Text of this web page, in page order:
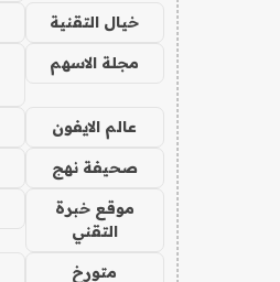
خيال التقنية
مجلة الاسهم
عالم الايفون
صحيفة نهج
موقع خبرة
التقني
متورخ